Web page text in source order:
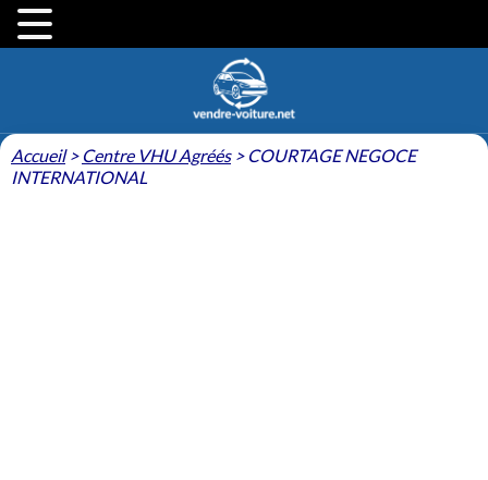
Accueil> Centre VHU Agréés> COURTAGE NEGOCE
INTERNATIONAL